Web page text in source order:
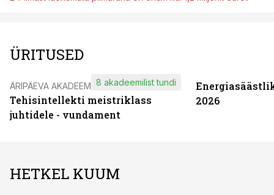
ÜRITUSED
ÄRIPÄEVA AKADEEMIA
Tehisintellekti meistriklass
juhtidele - vundament
8 akadeemilist tundi
2026
HETKEL KUUM